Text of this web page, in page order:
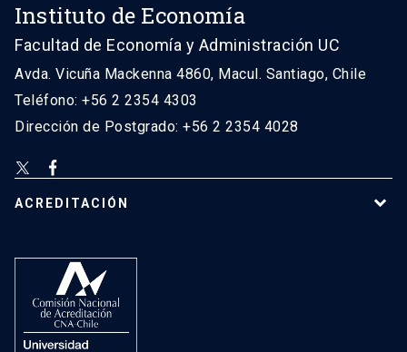
Instituto de Economía
Facultad de Economía y Administración UC
Avda. Vicuña Mackenna 4860, Macul. Santiago, Chile
Teléfono: +56 2 2354 4303
Dirección de Postgrado: +56 2 2354 4028
ACREDITACIÓN